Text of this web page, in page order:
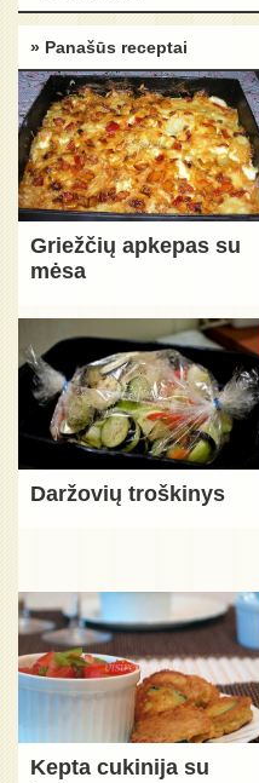
» Panašūs receptai
Griežčių apkepas su
mėsa
Daržovių troškinys
Kepta cukinija su